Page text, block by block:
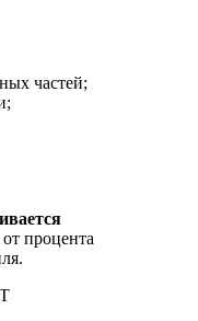
частей;
процента